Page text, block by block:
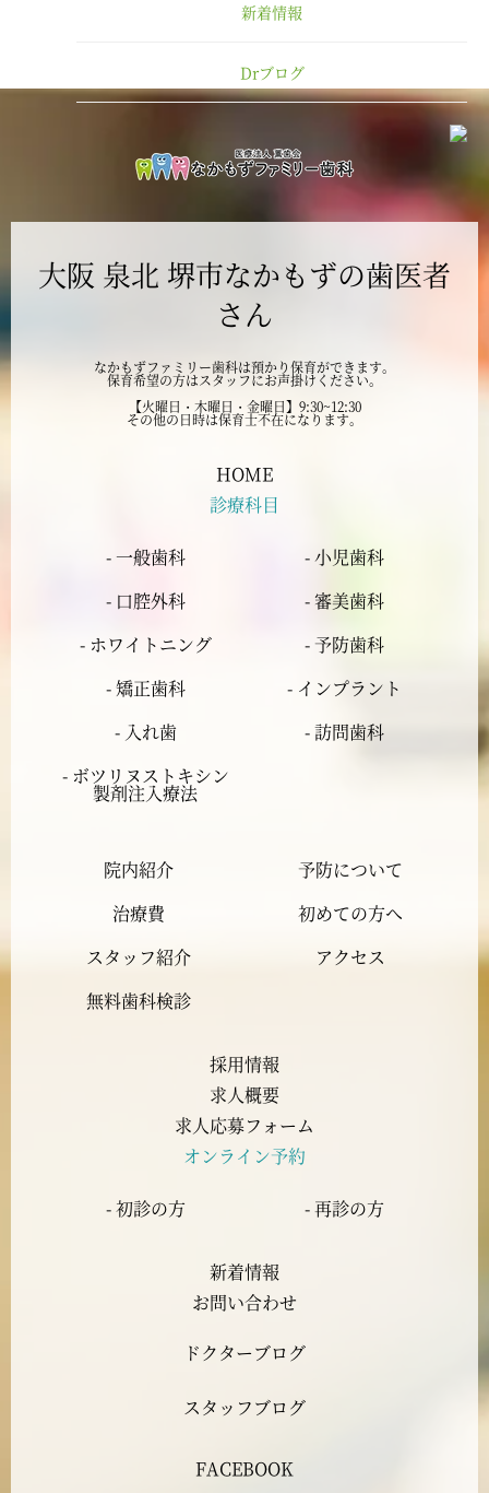
2024年12月
2024年11月
2024年9月
2024年8月
2024年7月
2024年5月
2024年2月
2023年11月
2023年8月
2023年7月
2023年4月
2023年3月
2023年2月
2023年1月
新着情報
Drブログ
大阪 泉北 堺市なかもずの歯医者
さん
なかもずファミリー歯科は預かり保育ができます。
保育希望の方はスタッフにお声掛けください。
【火曜日・木曜日・金曜日】9:30~12:30
その他の日時は保育士不在になります。
HOME
診療科目
- 一般歯科
- 小児歯科
- 口腔外科
- 審美歯科
- ホワイトニング
- 予防歯科
- 矯正歯科
- インプラント
- 入れ歯
- 訪問歯科
- ボツリヌストキシン
製剤注入療法
院内紹介
予防について
治療費
初めての方へ
スタッフ紹介
アクセス
無料歯科検診
採用情報
求人概要
求人応募フォーム
オンライン予約
- 初診の方 - 再診の方
新着情報
お問い合わせ
ドクターブログ
スタッフブログ
FACEBOOK